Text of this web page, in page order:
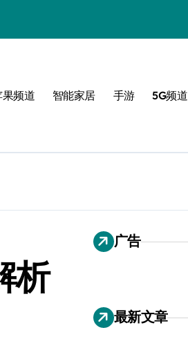
果频道 智能家居 手游 5G频道
析
广告
最新文章